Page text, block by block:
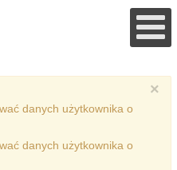
×
danych użytkownika o
danych użytkownika o